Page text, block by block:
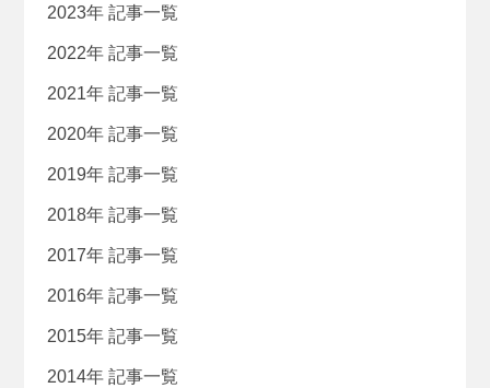
2023年 記事一覧
2022年 記事一覧
2021年 記事一覧
2020年 記事一覧
2019年 記事一覧
2018年 記事一覧
2017年 記事一覧
2016年 記事一覧
2015年 記事一覧
2014年 記事一覧